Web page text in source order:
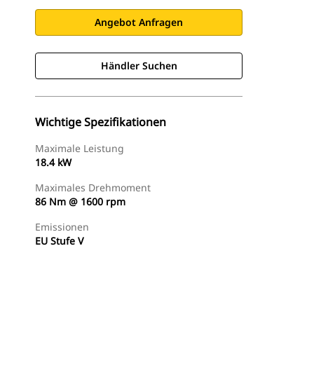
Angebot Anfragen
Händler Suchen
Wichtige Spezifikationen
Maximale Leistung
18.4 kW
Maximales Drehmoment
86 Nm @ 1600 rpm
Emissionen
EU Stufe V